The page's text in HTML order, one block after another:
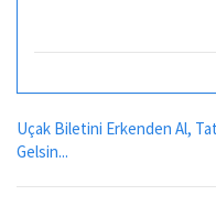
Uçak Biletini Erkenden Al,
Gelsin...